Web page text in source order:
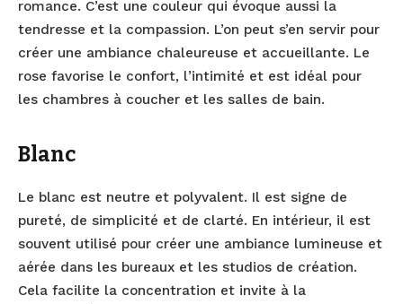
romance. C’est une couleur qui évoque aussi la
tendresse et la compassion. L’on peut s’en servir pour
créer une ambiance chaleureuse et accueillante. Le
rose favorise le confort, l’intimité et est idéal pour
les chambres à coucher et les salles de bain.
Blanc
Le blanc est neutre et polyvalent. Il est signe de
pureté, de simplicité et de clarté. En intérieur, il est
souvent utilisé pour créer une ambiance lumineuse et
aérée dans les bureaux et les studios de création.
Cela facilite la concentration et invite à la